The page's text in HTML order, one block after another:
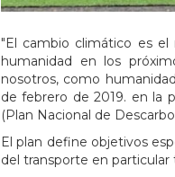
"El cambio climático es
humanidad en los
nosotros, como
de febrero de 2019. en la
(Plan Nacional de
El plan define objetivos
del transporte en particular